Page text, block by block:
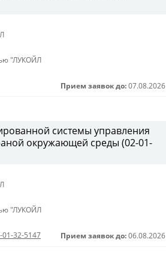
"ЛУКОЙЛ
Прием заявок до: 07.08.2026
системы управления
окружающей среды (02-01-
"ЛУКОЙЛ
32-5147 Прием заявок до: 06.08.2026